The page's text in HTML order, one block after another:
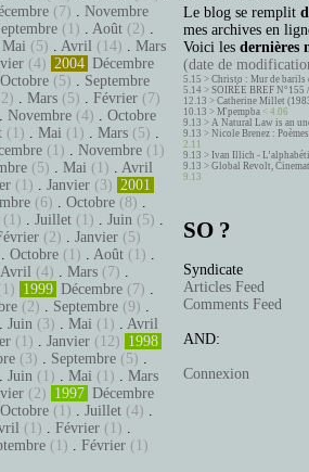
(7) . Novembre
(1) . Août (2) .
Mai (5) . Avril (14) . Mars
(4) 2004 Décembre
Octobre (5) . Septembre
. Mars (5) . Février (7)
. Novembre (4) . Octobre
(1) . Mai (1) . Mars (5) .
(1) . Novembre (1)
(5) . Mai (1) . Avril
(1) . Janvier (3) 2001
(6) . Octobre (8) .
(1) . Juillet (1) . Juin (5) .
(2) . Janvier (5)
. Octobre (1) . Août (1) .
Avril (4) . Mars (7) .
1999 Décembre (7) .
(2) . Septembre (9) .
. Juin (3) . Mai (1) . Avril
(1) . Janvier (12) 1998
(3) . Septembre (5) .
. Juin (1) . Mai (1) . Mars
(2) 1997 Décembre
Octobre (1) . Juillet (4) .
(1) . Février (1) .
(1) . Février (1)
Le blog se remplit
mes archives en
Voici les dernières
(date de
5.15 > Christo : Mur de barils
5.14 > SOIRÉE BREF
12.13 > Catherine Millet
10.13 > M'pempba < 4.06
9.13 > A Natural Law is an
9.13 > Nicole Brenez :
2.11
9.13 > Ivan Illich -
9.13 > Global Revolt,
9.13
SO ?
Syndicate
Articles Feed
Comments Feed
AND:
Connexion